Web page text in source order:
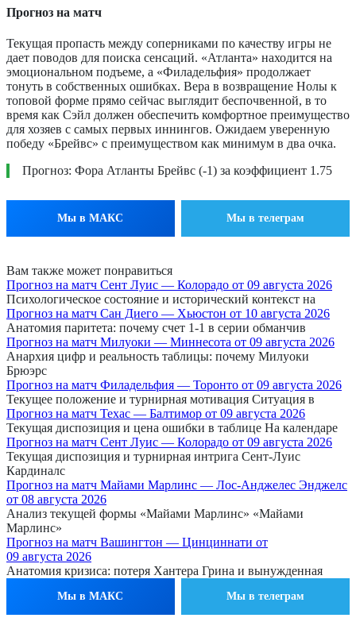
Прогноз на матч
Текущая пропасть между соперниками по качеству игры не
дает поводов для поиска сенсаций. «Атланта» находится на
эмоциональном подъеме, а «Филадельфия» продолжает
тонуть в собственных ошибках. Вера в возвращение Нолы к
топовой форме прямо сейчас выглядит беспочвенной, в то
время как Сэйл должен обеспечить комфортное преимущество
для хозяев с самых первых иннингов. Ожидаем уверенную
победу «Брейвс» с преимуществом как минимум в два очка.
Прогноз: Фора Атланты Брейвс (-1) за коэффициент 1.75
Мы в МАКС Мы в телеграм
Вам также может понравиться
Прогноз на матч Сент Луис — Колорадо от 09 августа 2026
Психологическое состояние и исторический контекст на
Прогноз на матч Сан Диего — Хьюстон от 10 августа 2026
Анатомия паритета: почему счет 1-1 в серии обманчив
Прогноз на матч Милуоки — Миннесота от 09 августа 2026
Анархия цифр и реальность таблицы: почему Милуоки
Брюэрс
Прогноз на матч Филадельфия — Торонто от 09 августа 2026
Текущее положение и турнирная мотивация Ситуация в
Прогноз на матч Техас — Балтимор от 09 августа 2026
Текущая диспозиция и цена ошибки в таблице На календаре
Прогноз на матч Сент Луис — Колорадо от 09 августа 2026
Текущая диспозиция и турнирная интрига Сент-Луис
Кардиналс
Прогноз на матч Майами Марлинс — Лос-Анджелес Энджелс
от 08 августа 2026
Анализ текущей формы «Майами Марлинс» «Майами
Марлинс»
Прогноз на матч Вашингтон — Цинциннати от
09 августа 2026
Анатомия кризиса: потеря Хантера Грина и вынужденная
Мы в МАКС Мы в телеграм